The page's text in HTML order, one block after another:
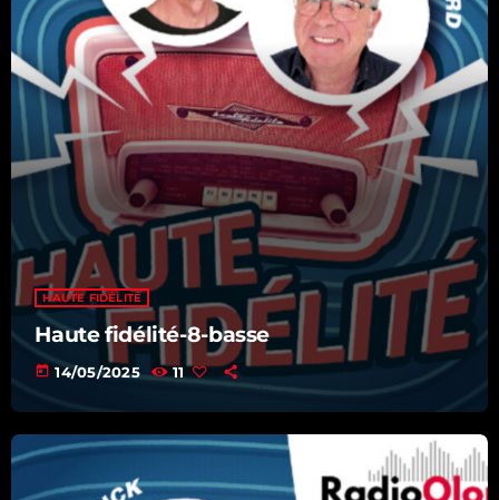
HAUTE FIDÉLITÉ
Haute fidélité-8-basse
today 14/05/2025 11